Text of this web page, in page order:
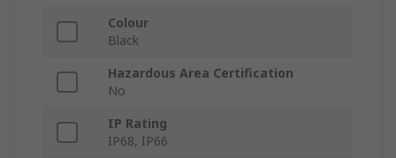
Colour
Black
Hazardous Area Certification
No
IP Rating
IP68, IP66